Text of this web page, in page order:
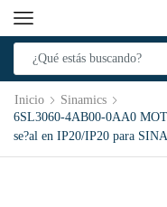
Inicio
Sinamics
6SL3060-4AB00-0AA0
se?al en IP20/IP20 para